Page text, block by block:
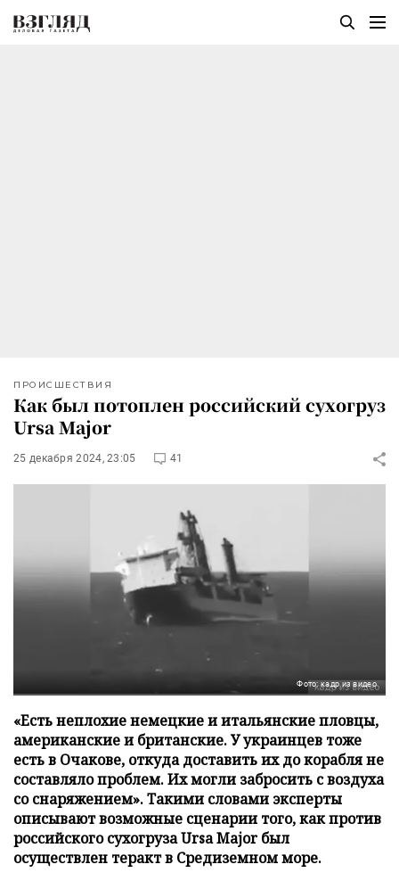
ПРОИСШЕСТВИЯ
Как был потоплен российский сухогруз
Ursa Major
25 декабря 2024, 23:05 41
Фото: кадр из видео
«Есть неплохие немецкие и итальянские пловцы,
американские и британские. У украинцев тоже
есть в Очакове, откуда доставить их до корабля не
составляло проблем. Их могли забросить с воздуха
со снаряжением». Такими словами эксперты
описывают возможные сценарии того, как против
российского сухогруза Ursa Major был
осуществлен теракт в Средиземном море.